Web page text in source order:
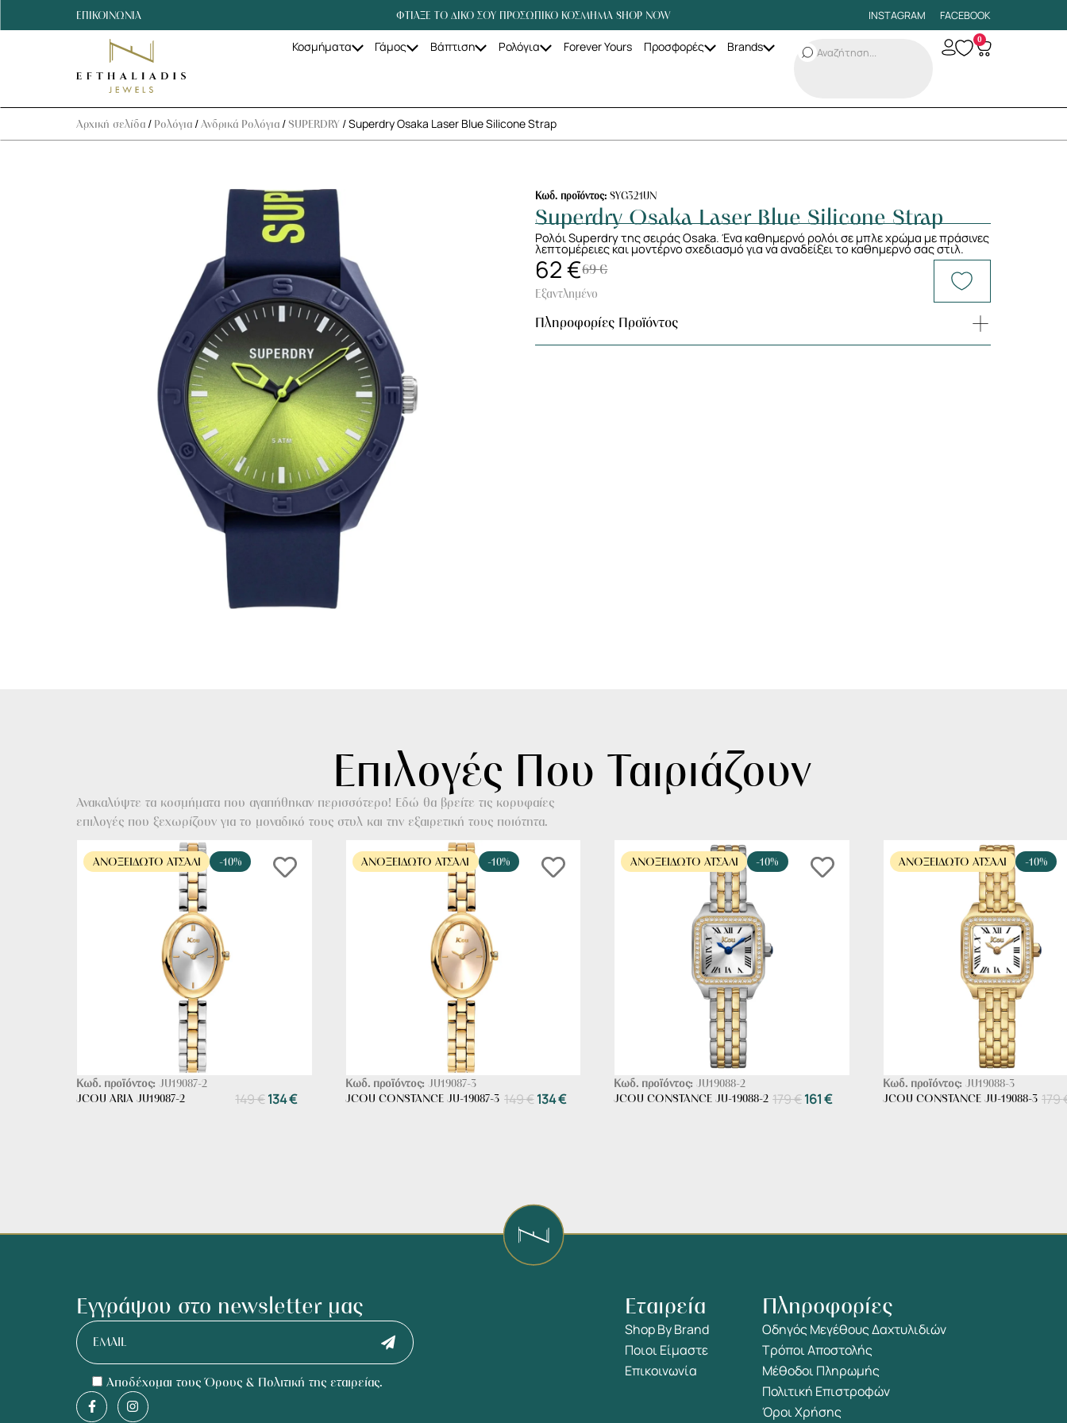
ΕΠΙΚΟΙΝΩΝΙΑ ΦΤΙΑΞΕ ΤΟ ΔΙΚΟ ΣΟΥ ΠΡΟΣΩΠΙΚΟ ΚΟΣΜΗΜΑ SHOP NOW INSTAGRAM FACEBOOK
Κοσμήματα Γάμος Βάπτιση Ρολόγια Forever Yours Προσφορές Brands 0
Αρχική σελίδα / Ρολόγια /Ανδρικά Ρολόγια /SUPERDRY / Superdry Osaka Laser Blue Silicone Strap
Κωδ. προϊόντος:SYG321UN
Superdry Osaka Laser Blue Silicone Strap
Ρολόι Superdry της σειράς Osaka. Ένα καθημερνό ρολόι σε μπλε χρώμα με πράσινες
λεπτομέρειες και μοντέρνο σχεδιασμό για να αναδείξει το καθημερνό σας στιλ.
69€
62€
Εξαντλημένο
Πληροφορίες Προϊόντος
Επιλογές Που Ταιριάζουν
Ανακαλύψτε τα κοσμήματα που αγαπήθηκαν περισσότερο! Εδώ θα βρείτε τις κορυφαίες
επιλογές που ξεχωρίζουν για το μοναδικό τους στυλ και την εξαιρετική τους ποιότητα.
ΑΓΟΡΑ ΤΩΡΑ
ΑΝΟΞΕΊΔΩΤΟ ΑΤΣΆΛΙ -10%
Κωδ. προϊόντος:JU19087-2
JCOU ARIA JU19087-2
149€134€
ΑΓΟΡΑ ΤΩΡΑ
ΑΝΟΞΕΊΔΩΤΟ ΑΤΣΆΛΙ -10%
Κωδ. προϊόντος: JU19087-3
JCOU CONSTANCE JU-19087-3 149€134€
ΑΓΟΡΑ ΤΩΡΑ
ΑΝΟΞΕΊΔΩΤΟ ΑΤΣΆΛΙ -10%
Κωδ. προϊόντος:JU19088-2
JCOU CONSTANCE JU-19088-2 179€161€
ΑΓΟΡΑ ΤΩΡΑ
ΑΝΟΞΕΊΔΩΤΟ ΑΤΣΆΛΙ -10%
Κωδ. προϊόντος: JU19088-3
JCOU CONSTANCE JU-19088-3 179
Εγγράψου στο newsletter μας
EMAIL
Αποδέχομαι τους Όρους & Πολιτική της εταιρείας.
Εταιρεία
Shop By Brand
Ποιοι Είμαστε
Επικοινωνία
Πληροφορίες
Οδηγός Μεγέθους Δαχτυλιδιών
Τρόποι Αποστολής
Μέθοδοι Πληρωμής
Πολιτική Επιστροφών
Όροι Χρήσης